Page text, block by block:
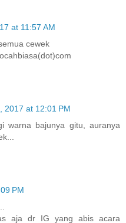
at 11:57 AM
cewek
2017 at 12:01 PM
warna bajunya gitu, auranya
PM
aja dr IG yang abis acara